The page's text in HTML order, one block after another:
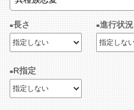
長さ 進行状況
R指定